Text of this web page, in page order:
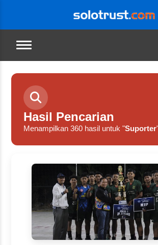
Hasil Pencarian
Menampilkan 360 hasil untuk "Suporter